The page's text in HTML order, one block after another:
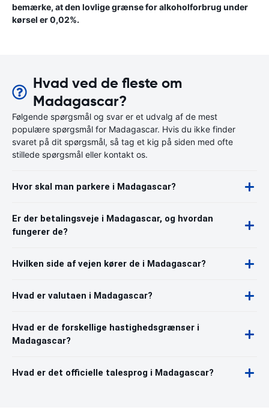
bemærke, at den lovlige grænse for alkoholforbrug under
kørsel er 0,02%.
Hvad ved de fleste om
Madagascar?
Følgende spørgsmål og svar er et udvalg af de mest
populære spørgsmål for Madagascar. Hvis du ikke finder
svaret på dit spørgsmål, så tag et kig på siden med ofte
stillede spørgsmål eller kontakt os.
Hvor skal man parkere i Madagascar?
Er der betalingsveje i Madagascar, og hvordan
fungerer de?
Hvilken side af vejen kører de i Madagascar?
Hvad er valutaen i Madagascar?
Hvad er de forskellige hastighedsgrænser i
Madagascar?
Hvad er det officielle talesprog i Madagascar?